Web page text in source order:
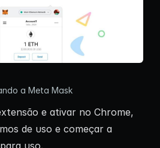
a Meta Mask
e ativar no Chrome,
de uso e começar a